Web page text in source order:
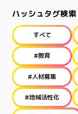
ハッシュタグ検索
すべて
#教育
#人材募集
#地域活性化